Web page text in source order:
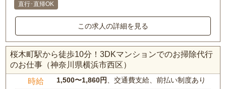
直行･直帰OK
この求人の詳細を見る
桜木町駅から徒歩10分！3DKマンションでのお掃除代行
のお仕事（神奈川県横浜市西区）
時給 1,500〜1,860円、交通費支給、前払い制度あり